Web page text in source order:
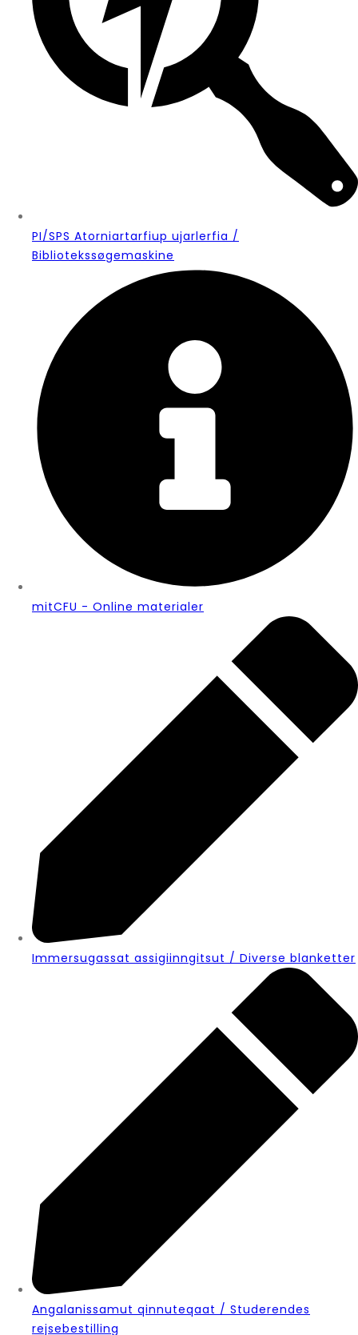
PI/SPS Atorniartarfiup ujarlerfia /
Bibliotekssøgemaskine
mitCFU - Online materialer
Immersugassat assigiinngitsut / Diverse blanketter
Angalanissamut qinnuteqaat / Studerendes
rejsebestilling